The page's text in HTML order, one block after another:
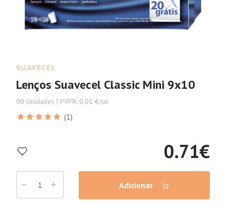
SUAVECEL
Lenços Suavecel Classic Mini 9x10
90 Unidades | PVPR: 0.01 €/un
(1)
0.71€
Adicionar